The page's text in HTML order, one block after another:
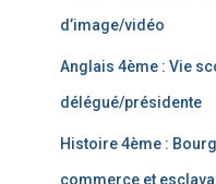
d’image/vidéo
Anglais 4ème : Vie
délégué/présidente
Histoire 4ème :
commerce et